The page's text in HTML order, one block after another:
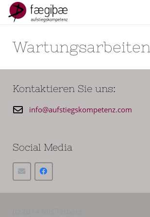
Wartungsarbeiten
Kontaktieren Sie uns:
info@aufstiegskompetenz.com
Social Media